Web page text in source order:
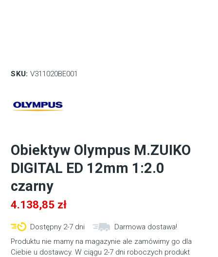
SKU: V311020BE001
Obiektyw Olympus M.ZUIKO
DIGITAL ED 12mm 1:2.0
czarny
4.138,85 zł
Dostępny 2-7 dni
Darmowa dostawa!
Produktu nie mamy na magazynie ale zamówimy go dla
Ciebie u dostawcy. W ciągu 2-7 dni roboczych produkt